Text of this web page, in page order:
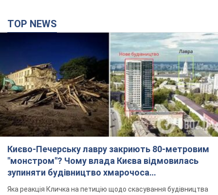
Києво-Печерську лавру закриють 80-метровим
"монстром"? Чому влада Києва відмовилась
зупиняти будівництво хмарочоса
"московського вірянина"
Яка реакція Кличка на петицію щодо скасування будівництва
4 години тому 42,2 т.
Армія РФ знищила підприємство Kromberg &
Schubert у Житомирі. Фото
Коли поновить роботу підприємство, наразі невідомо
28 хвилин тому 3,9 т.